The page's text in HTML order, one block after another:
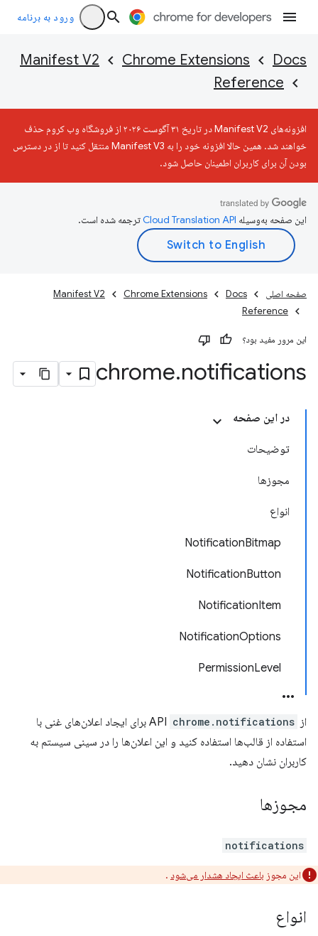
ورود به برنامه
Docs
Chrome Extensions
Manifest V2
Reference
افزونه‌های Manifest V2 در تاریخ ۳۱ آگوست ۲۰۲۶ از فروشگاه وب کروم حذف
خواهند شد. همین حالا افزونه خود را به Manifest V3 منتقل کنید تا از در دسترس
بودن آن برای کاربران اطمینان حاصل شود.
این صفحه به‌وسیله ترجمه شده است.
صفحه اصلی Docs
Chrome Extensions
Manifest V2
Reference
این مرور مفید بود؟
chrome.notifications
در این صفحه
توضیحات
مجوزها
انواع
NotificationBitmap
NotificationButton
NotificationItem
NotificationOptions
PermissionLevel
از API chrome.notifications
برای ایجاد اعلان‌های غنی با
استفاده از قالب‌ها استفاده کنید و این اعلان‌ها را در سینی سیستم به
کاربران نشان دهید.
مجوزها
notifications
این مجوز باعث ایجاد هشدار می‌شود .
انواع